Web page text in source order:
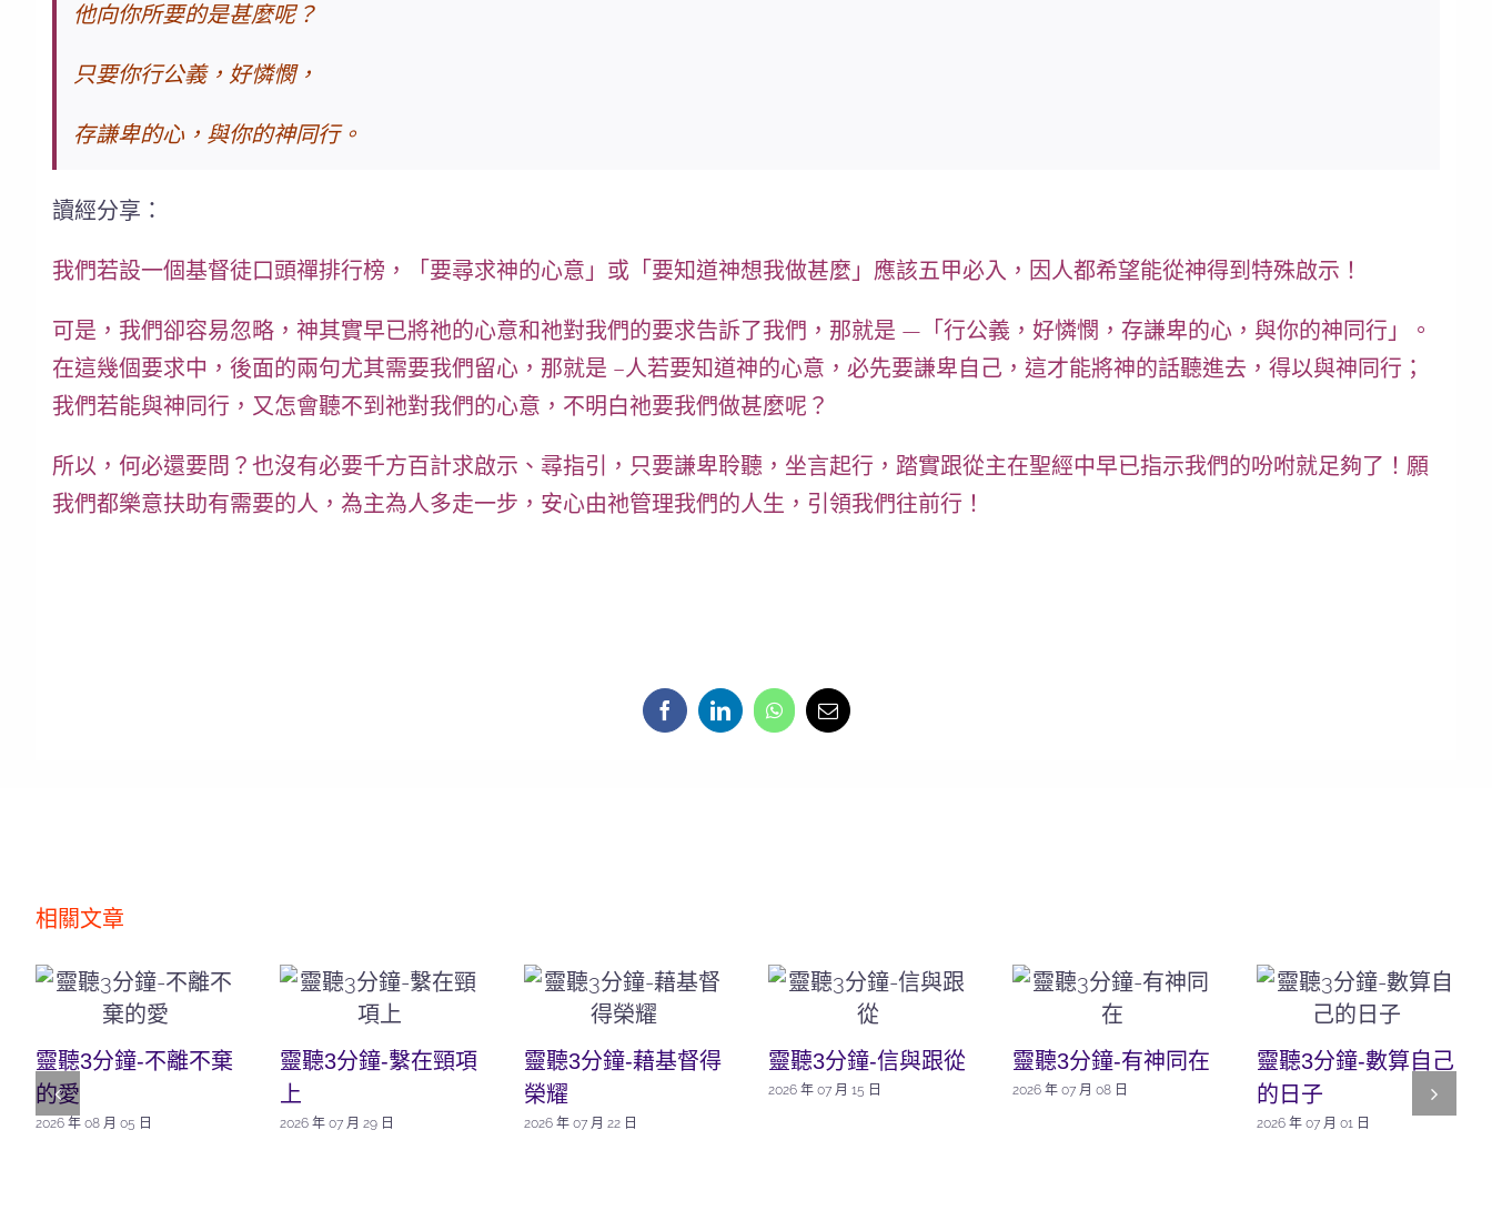
他向你所要的是甚麼呢？
只要你行公義，好憐憫，
存謙卑的心，與你的神同行。
讀經分享：
我們若設一個基督徒口頭禪排行榜，「要尋求神的心意」或「要知道神想我做甚麼」應該五甲必入，因人都希望能從神得到特殊啟示！
可是，我們卻容易忽略，神其實早已將祂的心意和祂對我們的要求告訴了我們，那就是 — 「行公義，好憐憫，存謙卑的心，與你的神同行」
。
在這幾個要求中，後面的兩句尤其需要我們留心，那就是 –人若要知道神的心意，必先要謙卑自己 ，這才能將神的話聽進去， 得以與神同行 ；
我們若能與神同行，又怎會聽不到祂對我們的心意，不明白祂要我們做甚麼呢？
所以，何必還要問？也沒有必要千方百計求啟示、尋指引，只要謙卑聆聽，坐言起行，踏實跟從主在聖經中早已指示我們的吩咐就足夠了！ 願
我們都樂意扶助有需要的人，為主為人多走一步，安心由祂管理我們的人生，引領我們往前行！
相關文章
靈聽3分鐘-不離不棄
的愛
2026 年 08 月 05 日
靈聽3分鐘-繫在頸項
上
2026 年 07 月 29 日
靈聽3分鐘-藉基督得
榮耀
2026 年 07 月 22 日
靈聽3分鐘-信與跟從
2026 年 07 月 15 日
靈聽3分鐘-有神同在
2026 年 07 月 08 日
靈聽3分鐘-數算自己
的日子
2026 年 07 月 01 日